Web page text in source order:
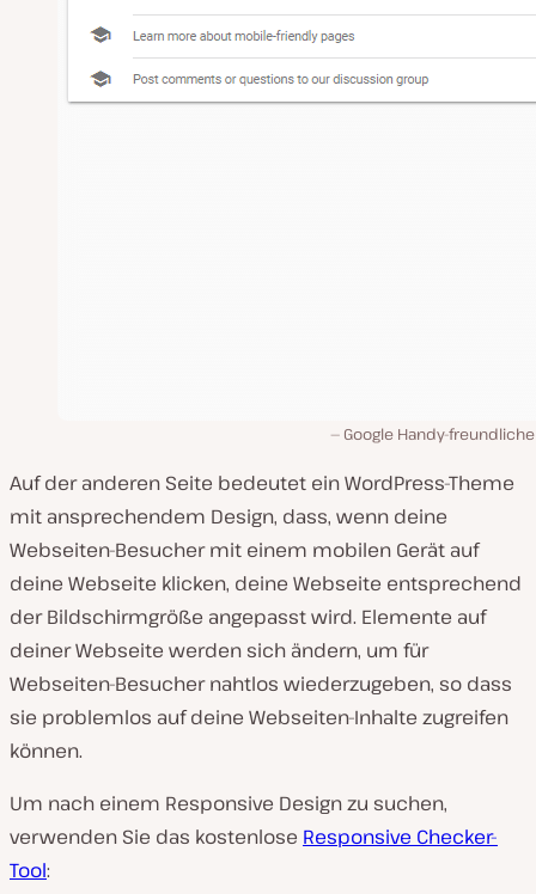
Google Handy-
Auf der anderen Seite bedeutet ein WordPress-Theme
mit ansprechendem Design, dass, wenn deine
Webseiten-Besucher mit einem mobilen Gerät auf
deine Webseite klicken, deine Webseite entsprechend
der Bildschirmgröße angepasst wird. Elemente auf
deiner Webseite werden sich ändern, um für
Webseiten-Besucher nahtlos wiederzugeben, so dass
sie problemlos auf deine Webseiten-Inhalte zugreifen
können.
Um nach einem Responsive Design zu suchen,
verwenden Sie das kostenlose Responsive Checker-
Tool: